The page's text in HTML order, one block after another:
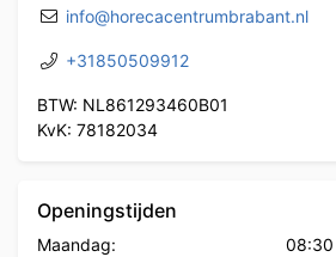
info@horecacentrumbrabant.nl
+31850509912
BTW: NL861293460B01
KvK: 78182034
Openingstijden
Maandag: 08:30